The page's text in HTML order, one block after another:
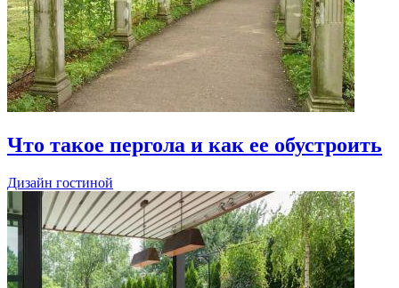
Что такое пергола и как ее обустроить
Дизайн гостиной